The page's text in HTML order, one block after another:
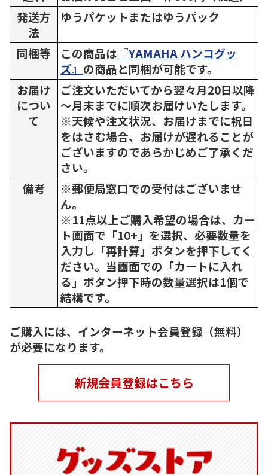
発送方
法
ゆうパケットまたはゆうパック
同梱等 この商品は 『YAMAHA ハンコグッ
ズ』 の商品と同梱が可能です。
お届け
につい
て
ご注文いただいてから翌々月20日以降
～月末までに順次お届けいたします。
※天候や注文状況、お届けまでに祝日
をはさむ場合、お届けが遅れることが
ございますのであらかじめご了承くだ
さい。
備考
※郵便局窓口での受付はございませ
ん。
※11点以上ご購入希望の場合は、カー
ト画面で「10+」を選択、必要数量を
入力し「再計算」ボタンを押下してく
ださい。当画面での「カートに入れ
る」ボタン押下時の数量選択は1個で
結構です。
ご購入には、インターネット会員登録（無料）
が必要になります。
新規会員登録はこちら